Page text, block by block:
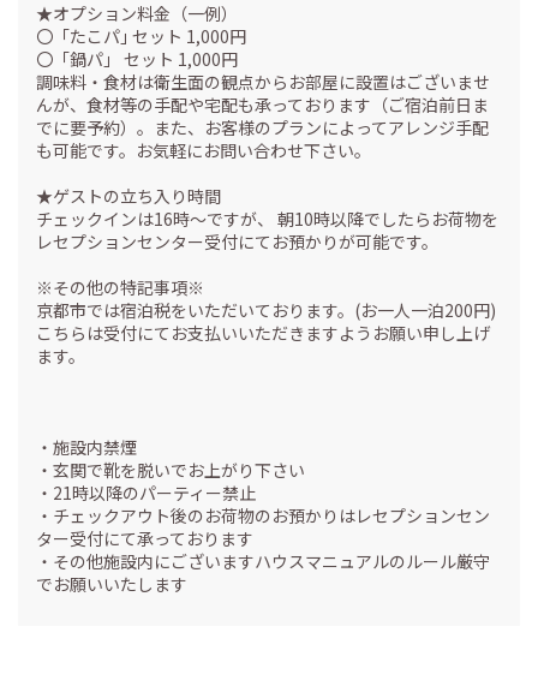
★オプション料金（一例）
〇「たこパ｣ セット 1,000円
〇「鍋パ」 セット 1,000円
調味料・食材は衛生面の観点からお部屋に設置はございませ
んが、食材等の手配や宅配も承っております（ご宿泊前日ま
でに要予約）。また、お客様のプランによってアレンジ手配
も可能です。お気軽にお問い合わせ下さい。
★ゲストの立ち入り時間
チェックインは16時〜ですが、 朝10時以降でしたらお荷物を
レセプションセンター受付にてお預かりが可能です。
※その他の特記事項※
京都市では宿泊税をいただいております。(お一人一泊200円)
こちらは受付にてお支払いいただきますようお願い申し上げ
ます。
・施設内禁煙
・玄関で靴を脱いでお上がり下さい
・21時以降のパーティー禁止
・チェックアウト後のお荷物のお預かりはレセプションセン
ター受付にて承っております
・その他施設内にございますハウスマニュアルのルール厳守
でお願いいたします